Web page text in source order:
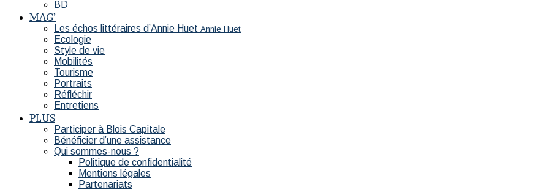
BD
MAG’
Les échos littéraires d’Annie Huet Annie Huet
Ecologie
Style de vie
Mobilités
Tourisme
Portraits
Réfléchir
Entretiens
PLUS
Participer à Blois Capitale
Bénéficier d’une assistance
Qui sommes-nous ?
Politique de confidentialité
Mentions légales
Partenariats